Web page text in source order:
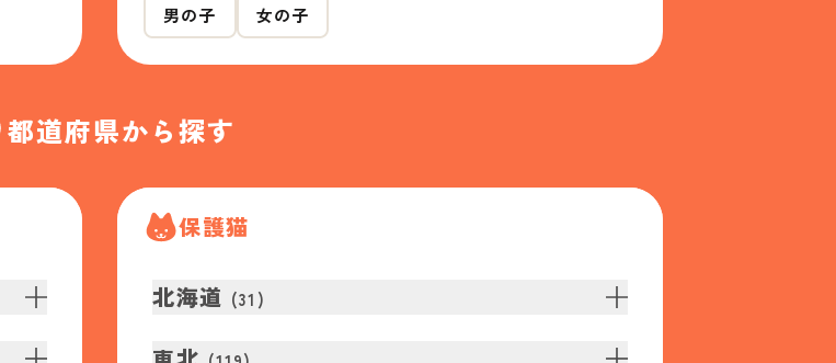
男の子 女の子
都道府県から探す
保護猫
北海道 (31 )